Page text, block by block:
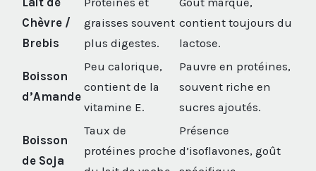
Chèvre /
Brebis
graisses souvent
plus digestes.
contient toujours du
lactose.
Boisson
d’Amande
Peu calorique,
contient de la
vitamine E.
Pauvre en protéines,
souvent riche en
sucres ajoutés.
Boisson
de Soja
Taux de
protéines proche
Présence
d’isoflavones, goût